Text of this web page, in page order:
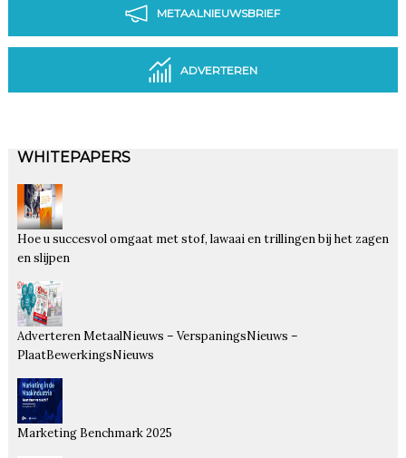
METAALNIEUWSBRIEF
ADVERTEREN
WHITEPAPERS
Hoe u succesvol omgaat met stof, lawaai en trillingen bij het zagen
en slijpen
Adverteren MetaalNieuws – VerspaningsNieuws –
PlaatBewerkingsNieuws
Marketing Benchmark 2025